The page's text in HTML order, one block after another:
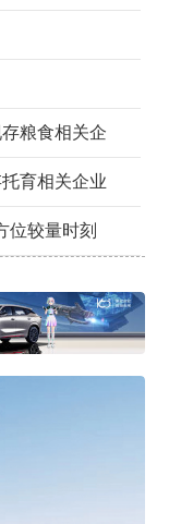
粮食相关企
育相关企业
位较量时刻